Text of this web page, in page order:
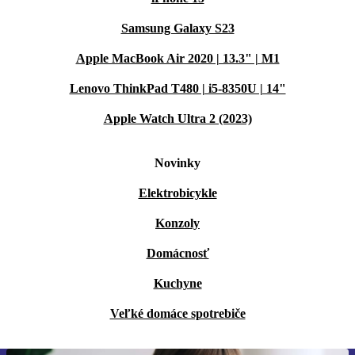
Samsung Galaxy S23
Apple MacBook Air 2020 | 13.3" | M1
Lenovo ThinkPad T480 | i5-8350U | 14"
Apple Watch Ultra 2 (2023)
Novinky
Elektrobicykle
Konzoly
Domácnosť
Kuchyne
Veľké domáce spotrebiče